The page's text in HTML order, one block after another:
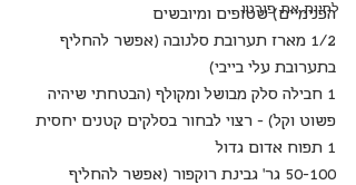
לחיות את פורטו
הפנימיים) שטופים ומיובשים
1/2 מארז תערובת סלנובה (אפשר להחליף
בתערובת עלי בייבי)
1 חבילה סלק מבושל ומקולף (הבטחתי שיהיה
פשוט וקל) - רצוי לבחור בסלקים קטנים יחסית
1 תפוח אדום גדול
50-100 גר' גבינת רוקפור (אפשר להחליף